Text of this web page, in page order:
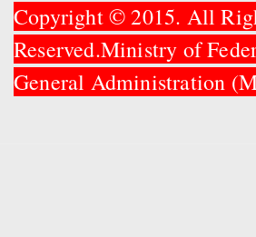
Copyright © 2015. All
Reserved.Ministry of
General Administration